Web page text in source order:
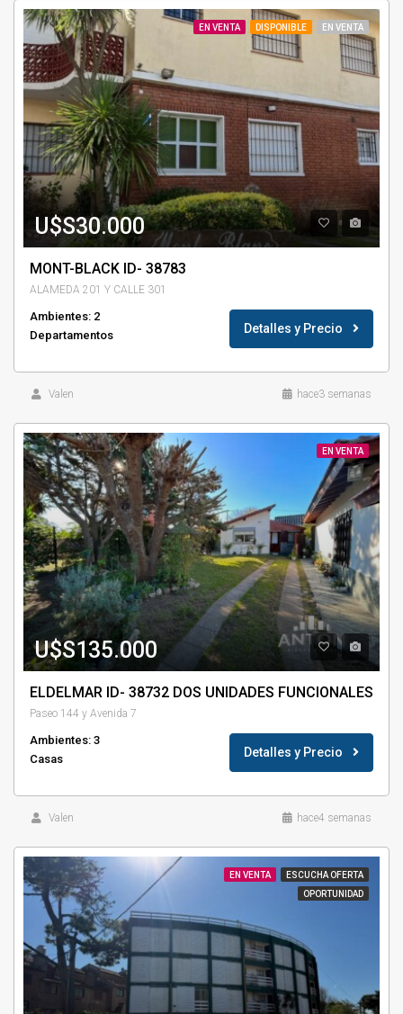
EN VENTA DISPONIBLE EN VENTA
U$S30.000
MONT-BLACK ID- 38783
ALAMEDA 201 Y CALLE 301
Ambientes: 2
Departamentos
Detalles y Precio
Valen hace3 semanas
EN VENTA
U$S135.000
ELDELMAR ID- 38732 DOS UNIDADES FUNCIONALES
Paseo 144 y Avenida 7
Ambientes: 3
Casas
Detalles y Precio
Valen hace4 semanas
EN VENTA
ESCUCHA OFERTA
OPORTUNIDAD